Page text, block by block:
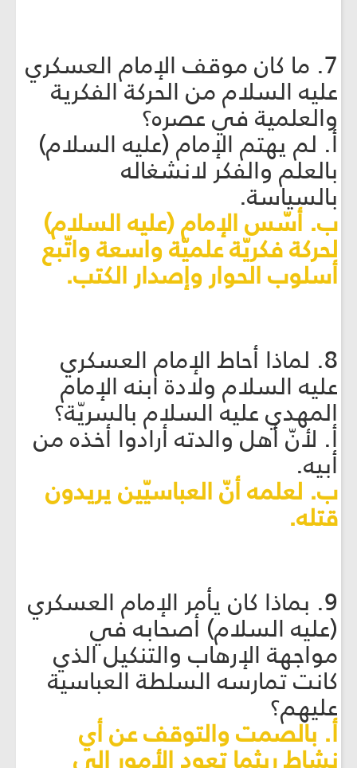
7. ما كان موقف الإمام العسكري
عليه السلام من الحركة الفكرية
والعلمية في عصره؟
أ. لم يهتم الإمام (عليه السلام)
بالعلم والفكر لانشغاله
بالسياسة.
ب. أسّس الإمام (عليه السلام)
لحركة فكريّة علميّة واسعة واتّبع
أسلوب الحوار وإصدار الكتب.
8. لماذا أحاط الإمام العسكري
عليه السلام ولادة ابنه الإمام
المهدي عليه السلام بالسريّة؟
أ. لأنّ أهل والدته أرادوا أخذه من
أبيه.
ب. لعلمه أنّ العباسيّين يريدون
قتله.
9. بماذا كان يأمر الإمام العسكري
(عليه السلام) أصحابه في
مواجهة الإرهاب والتنكيل الذي
كانت تمارسه السلطة العباسية
عليهم؟
أ. بالصمت والتوقف عن أي
نشاط ريثما تعود الأمور إلى